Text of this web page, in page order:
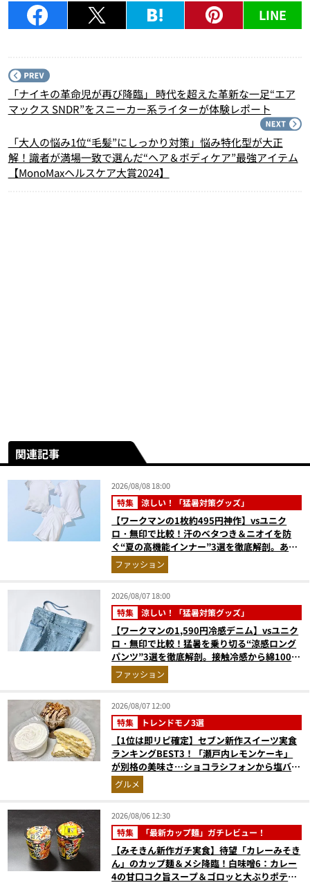
LINE
「ナイキの革命児が再び降臨」 時代を超えた革新な一足“エア
マックス SNDR”をスニーカー系ライターが体験レポート
「大人の悩み1位“毛髪”にしっかり対策」悩み特化型が大正
解！識者が満場一致で選んだ“ヘア＆ボディケア”最強アイテム
【MonoMaxヘルスケア大賞2024】
関連記事
2026/08/08 18:00
特集 涼しい！「猛暑対策グッズ」
【ワークマンの1枚約495円神作】vsユニク
ロ・無印で比較！汗のベタつき＆ニオイを防
ぐ“夏の高機能インナー”3選を徹底解剖。あな
たに最適な1着は？
ファッション
2026/08/07 18:00
特集 涼しい！「猛暑対策グッズ」
【ワークマンの1,590円冷感デニム】vsユニク
ロ・無印で比較！猛暑を乗り切る“涼感ロング
パンツ”3選を徹底解剖。接触冷感から綿100%
まで決定版
ファッション
2026/08/07 12:00
特集 トレンドモノ3選
【1位は即リピ確定】セブン新作スイーツ実食
ランキングBEST3！「瀬戸内レモンケーキ」
が別格の美味さ…ショコラシフォンから塩バニ
ラプリンまで本気レビュー
グルメ
2026/08/06 12:30
特集 「最新カップ麺」ガチレビュー！
【みそきん新作ガチ実食】待望「カレーみそき
ん」のカップ麺＆メシ降臨！白味噌6：カレー
4の甘口コク旨スープ＆ゴロッと大ぶりポテト